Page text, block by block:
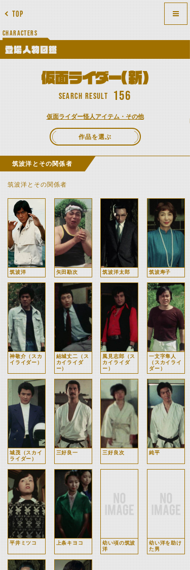
TOP
CHARACTERS
登場人物図鑑
仮面ライダー(新)
SEARCH RESULT 156
仮面ライダー怪人アイテム・その他
作品を選ぶ
筑波洋とその関係者
筑波洋とその関係者
筑波洋 矢田勘次 筑波洋太郎 筑波寿子
神敬介（スカ
イライダー）
結城丈二（ス
カイライダ
ー）
風見志郎（ス
カイライダ
ー）
一文字隼人
（スカイライ
ダー）
城茂（スカイ
ライダー）
三好良一 三好良次 純平
平井ミツコ 上条キヨコ
幼い頃の筑波
洋
幼い洋を助け
た男